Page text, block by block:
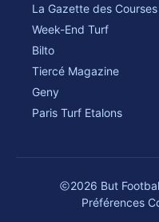
La Gazette des Courses
Week-End Turf
Bilto
Tiercé Magazine
Geny
Paris Turf Etalons
2026 But
Préférences